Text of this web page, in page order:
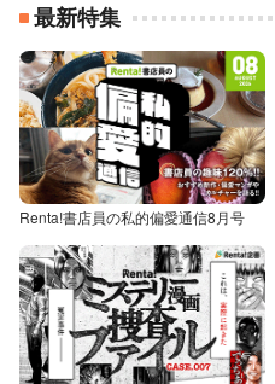
最新特集
Renta!書店員の私的偏愛通信8月号